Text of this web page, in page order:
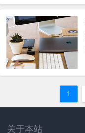
1
关于本站